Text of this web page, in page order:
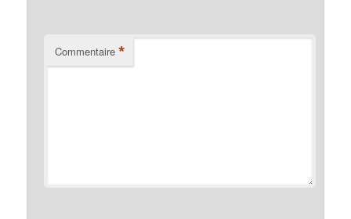
Commentaire *